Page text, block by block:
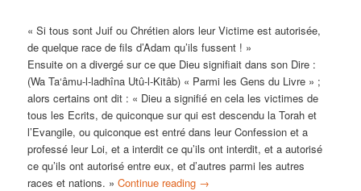
« Si tous sont Juif ou Chrétien alors leur Victime est autorisée,
de quelque race de fils d’Adam qu’ils fussent ! »
Ensuite on a divergé sur ce que Dieu signifiait dans son Dire :
(Wa Ta‘âmu-l-ladhîna Utû-l-Kitâb) « Parmi les Gens du Livre » ;
alors certains ont dit : « Dieu a signifié en cela les victimes de
tous les Ecrits, de quiconque sur qui est descendu la Torah et
l’Evangile, ou quiconque est entré dans leur Confession et a
professé leur Loi, et a interdit ce qu’ils ont interdit, et a autorisé
ce qu’ils ont autorisé entre eux, et d’autres parmi les autres
races et nations. »Continue reading →